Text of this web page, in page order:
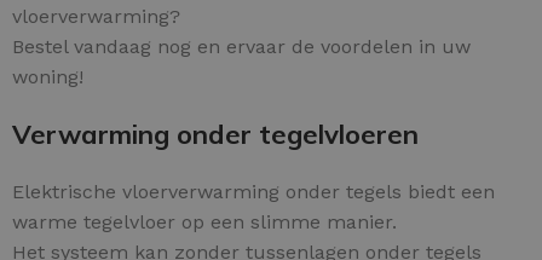
vloerverwarming?
Bestel vandaag nog en ervaar de voordelen in uw
woning!
Verwarming onder tegelvloeren
Elektrische vloerverwarming onder tegels biedt een
warme tegelvloer op een slimme manier.
Het systeem kan zonder tussenlagen onder tegels